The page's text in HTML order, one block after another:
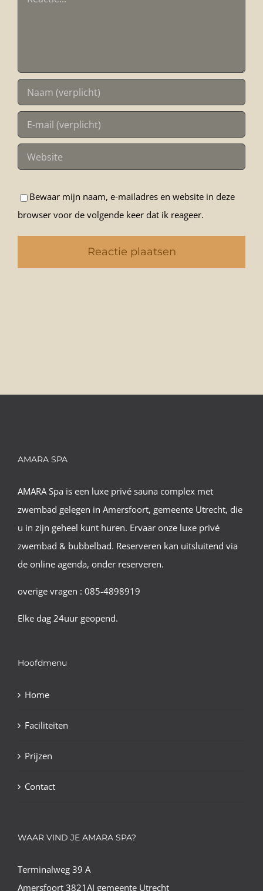
Bewaar mijn naam, e-mailadres en website in deze
browser voor de volgende keer dat ik reageer.
AMARA SPA
AMARA Spa is een luxe privé sauna complex met
zwembad gelegen in Amersfoort, gemeente Utrecht, die
u in zijn geheel kunt huren. Ervaar onze luxe privé
zwembad & bubbelbad. Reserveren kan uitsluitend via
de online agenda, onder reserveren.
overige vragen : 085-4898919
Elke dag 24uur geopend.
Hoofdmenu
Home
Faciliteiten
Prijzen
Contact
WAAR VIND JE AMARA SPA?
Terminalweg 39 A
Amersfoort 3821AJ gemeente Utrecht